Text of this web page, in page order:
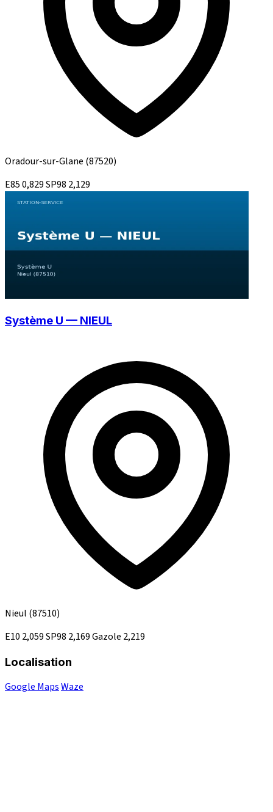
Oradour-sur-Glane (87520)
E850,829SP98 2,129
Système U — NIEUL
Nieul (87510)
E10 2,059SP98 2,169Gazole 2,219
Localisation
Google MapsWaze